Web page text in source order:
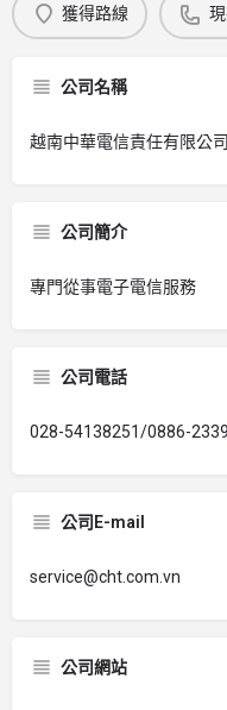
獲得路線
公司名稱
越南中華電信責任有限公司
公司簡介
專門從事電子電信服務
公司電話
028-54138251/0886-
公司E-mail
service@cht.com.vn
公司網站